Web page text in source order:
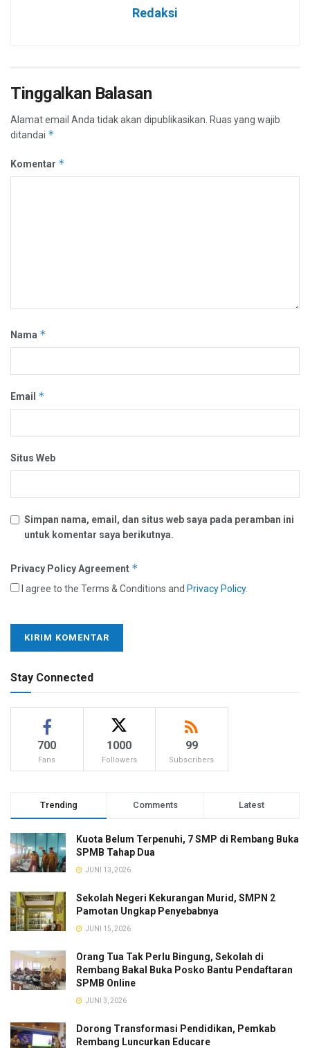
Redaksi
Tinggalkan Balasan
Alamat email Anda tidak akan dipublikasikan. Ruas yang wajib
ditandai *
Komentar *
Nama *
Email *
Situs Web
Simpan nama, email, dan situs web saya pada peramban ini
untuk komentar saya berikutnya.
Privacy Policy Agreement *
I agree to the Terms & Conditions and Privacy Policy.
Stay Connected
700
Fans
1000
Followers
99
Subscribers
Trending Comments Latest
Kuota Belum Terpenuhi, 7 SMP di Rembang Buka
SPMB Tahap Dua
JUNI 13, 2026
Sekolah Negeri Kekurangan Murid, SMPN 2
Pamotan Ungkap Penyebabnya
JUNI 15, 2026
Orang Tua Tak Perlu Bingung, Sekolah di
Rembang Bakal Buka Posko Bantu Pendaftaran
SPMB Online
JUNI 3, 2026
Dorong Transformasi Pendidikan, Pemkab
Rembang Luncurkan Educare